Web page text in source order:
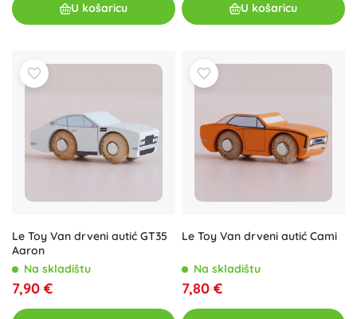
U košaricu U košaricu
Le Toy Van drveni autić GT35
Aaron
Na skladištu
7,90 €
Le Toy Van drveni autić Cami
Na skladištu
7,80 €